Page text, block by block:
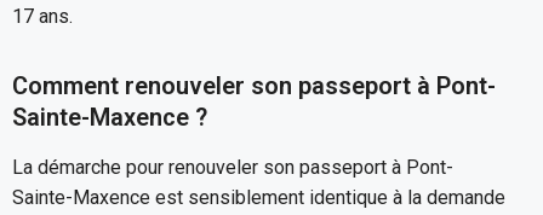
17 ans.
Comment renouveler son passeport à Pont-
Sainte-Maxence ?
La démarche pour renouveler son passeport à Pont-
Sainte-Maxence est sensiblement identique à la demande